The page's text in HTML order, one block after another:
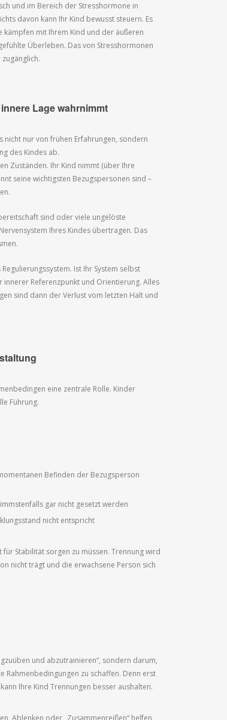
und im Bereich der Stresshormone in
davon kann Ihr Kind bewusst steuern. Es
mit Ihrem Kind und der äußeren
Überleben. Das von Stresshormonen
Lage wahrnimmt
nur von frühen Erfahrungen, sondern
des Kindes ab.
Zuständen. Ihr Kind nimmt (über Ihre
seine wichtigsten Bezugspersonen sind –
sind oder viele ungelöste
Ihres Kindes übertragen. Das
Ist Ihr System selbst
Referenzpunkt und Orientierung. Alles
sind dann der Verlust vom letzten Halt und
eine zentrale Rolle. Kinder
Führung.
Befinden der Bezugsperson
gar nicht gesetzt werden
nicht entspricht
Stabilität sorgen zu müssen. Trennung wird
nicht trägt und die erwachsene Person sich
und abzutrainieren“, sondern darum,
Rahmenbedingungen zu schaffen. Denn erst
Ihre Kind Trennungen besser aushalten.
Ablenken oder „Zusammenreißen“ helfen